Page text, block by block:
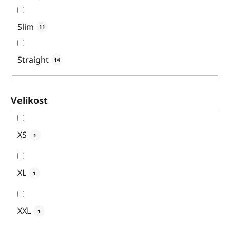
Slim 11
Straight 14
Velikost
XS 1
XL 1
XXL 1